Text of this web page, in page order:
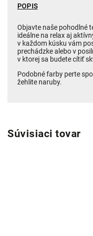
POPIS
Objavte naše pohodlné
ideálne na relax aj
v každom kúsku vám
prechádzke alebo v
v ktorej sa budete cítiť
Podobné farby perte
žehlite naruby.
Súvisiaci tovar